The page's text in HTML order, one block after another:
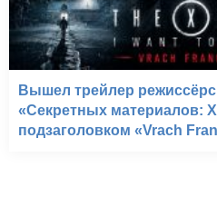
Вышел трейлер
«Секретных материалов:
подзаголовком «Vrach